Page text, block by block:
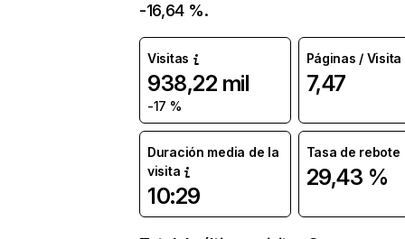
-16,64 %.
Visitas
938,22 mil
-17 %
Páginas / Visita
7,47
Duración media de la
visita
10:29
Tasa de rebote
29,43 %